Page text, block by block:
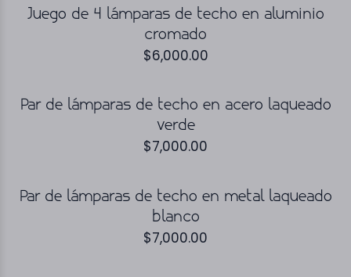
Juego de 4 lámparas de techo en aluminio
cromado
$6,000.00
Par de lámparas de techo en acero laqueado
verde
$7,000.00
Par de lámparas de techo en metal laqueado
blanco
$7,000.00